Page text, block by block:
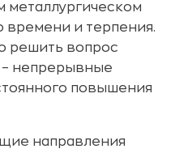
металлургическом
времени и терпения.
решить вопрос
– непрерывные
повышения
направления